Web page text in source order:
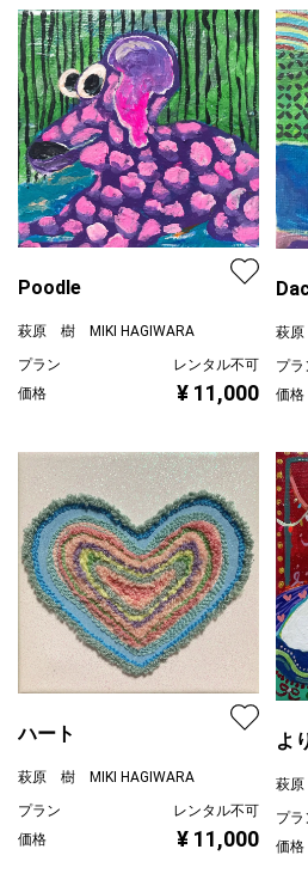
Poodle
萩原 樹 MIKI HAGIWARA
プラン
レンタル不可
価格
¥ 11,000
萩
プラ
価格
ハート
萩原 樹 MIKI HAGIWARA
プラン
レンタル不可
価格
¥ 11,000
よ
萩
プラ
価格